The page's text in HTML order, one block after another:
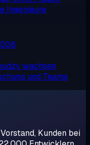
Ingenieure
wachsen
und Teams
Kunden bei